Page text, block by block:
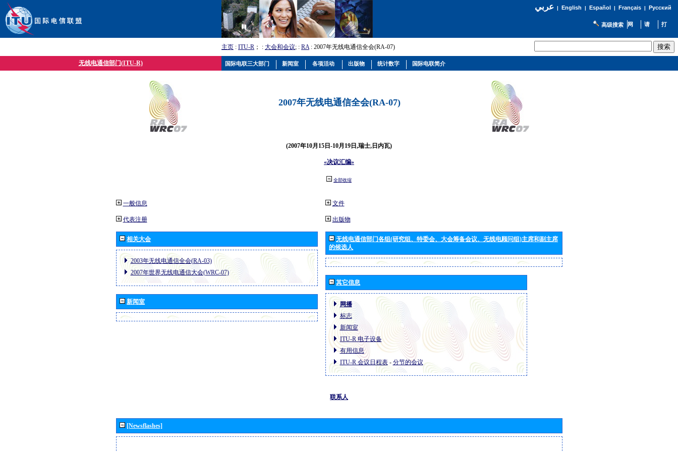
عربي| English | Español | Français| Русский
高级搜索
主页 : ITU-R ； : 大会和会议; : RA: 2007年无线电通信全会(RA-07)
无线电通信部门(ITU-R)
2007年无线电通信全会(RA-07)
(2007年10月15日-10月19日,瑞士,日内瓦)
«决议汇编»
全部收缩
一般信息
代表注册
相关大会
2003年无线电通信全会(RA-03)
2007年世界无线电通信大会(WRC-07)
新闻室
文件
出版物
无线电通信部门各组(研究组、特委会、大会筹备会议、无线电顾问组)主席和副主席
的候选人
其它信息
网播
标志
新闻室
ITU-R 电子设备
有用信息
ITU-R 会议日程表- 分节的会议
联系人
[Newsflashes]
国际电联三大部门 新闻室 各项活动 出版物 统计数字 国际电联简介